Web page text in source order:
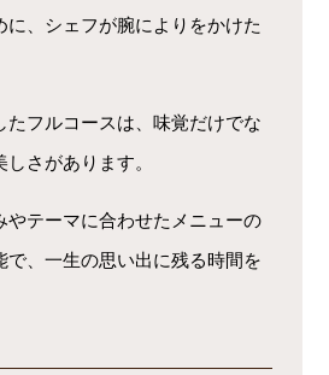
に、シェフが腕によりをかけた
たフルコースは、味覚だけでな
さがあります。
やテーマに合わせたメニューの
で、一生の思い出に残る時間を